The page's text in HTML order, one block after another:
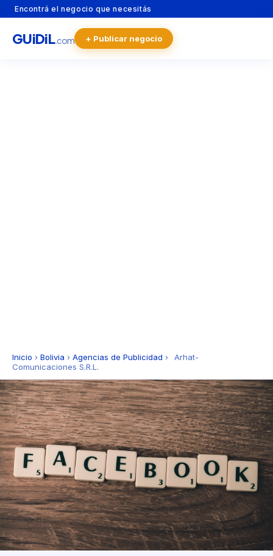
Encontrá el negocio que necesitás
GUiDiL.com + Publicar negocio
Inicio › Bolivia › Agencias de Publicidad ›
Arhat-
Comunicaciones S.R.L.